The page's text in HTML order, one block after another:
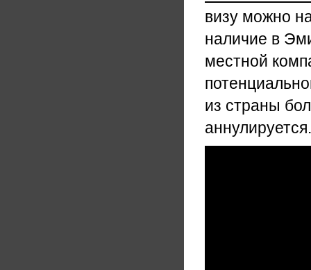
визу можно
наличие в
местной
из страны
аннулируется.